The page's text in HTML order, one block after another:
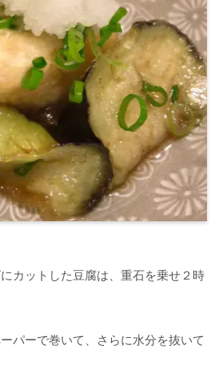
カットした豆腐は、重石を乗せ２時
パーで巻いて、さらに水分を抜いて